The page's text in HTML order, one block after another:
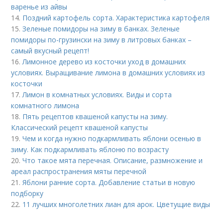
варенье из айвы
14. Поздний картофель сорта. Характеристика картофеля
15.Зеленые помидоры на зиму в банках. Зеленые
помидоры по-грузински на зиму в литровых банках –
самый вкусный рецепт!
16.Лимонное дерево из косточки уход в домашних
условиях. Выращивание лимона в домашних условиях из
косточки
17.Лимон в комнатных условиях. Виды и сорта
комнатного лимона
18. Пять рецептов квашеной капусты на зиму.
Классический рецепт квашеной капусты
19.Чем и когда нужно подкармливать яблони осенью в
зиму. Как подкармливать яблоню по возрасту
20.Что такое мята перечная. Описание, размножение и
ареал распространения мяты перечной
21.Яблони ранние сорта. Добавление статьи в новую
подборку
22. 11 лучших многолетних лиан для арок. Цветущие виды